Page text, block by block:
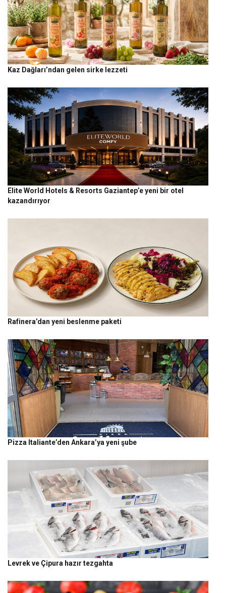
Kaz Dağları’ndan gelen sirke lezzeti
Elite World Hotels & Resorts Gaziantep’e yeni bir otel
kazandırıyor
Rafinera’dan yeni beslenme paketi
Pizza Italiante’den Ankara’ya yeni şube
Levrek ve Çipura hazır tezgahta